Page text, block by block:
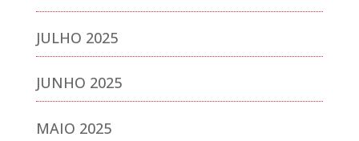
JULHO 2025
JUNHO 2025
MAIO 2025